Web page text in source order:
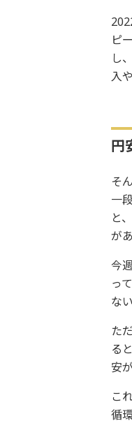
ピ
し
入
円
そ
一
と
が
今
っ
な
た
る
安
こ
循